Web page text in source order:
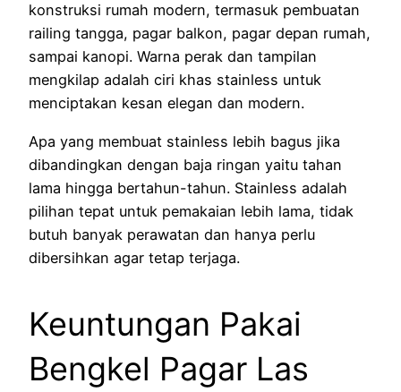
konstruksi rumah modern, termasuk pembuatan
railing tangga, pagar balkon, pagar depan rumah,
sampai kanopi. Warna perak dan tampilan
mengkilap adalah ciri khas stainless untuk
menciptakan kesan elegan dan modern.
Apa yang membuat stainless lebih bagus jika
dibandingkan dengan baja ringan yaitu tahan
lama hingga bertahun-tahun. Stainless adalah
pilihan tepat untuk pemakaian lebih lama, tidak
butuh banyak perawatan dan hanya perlu
dibersihkan agar tetap terjaga.
Keuntungan Pakai
Bengkel Pagar Las